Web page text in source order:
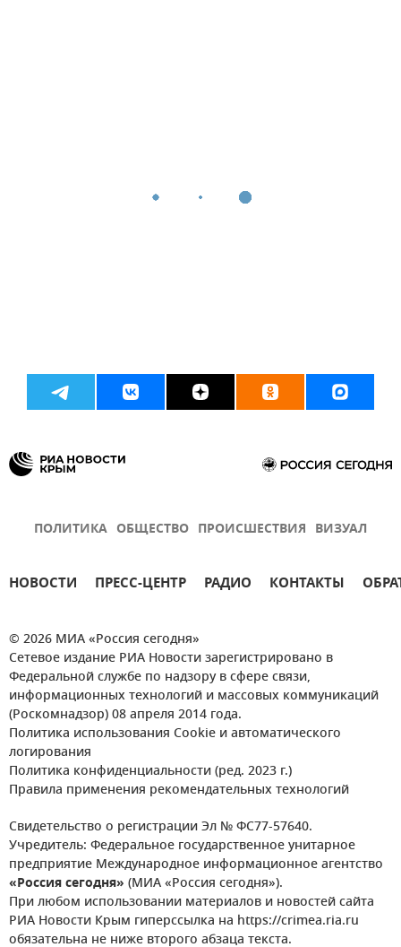
ПОЛИТИКА ОБЩЕСТВО ПРОИСШЕСТВИЯ ВИЗУАЛ
НОВОСТИ ПРЕСС-ЦЕНТР РАДИО КОНТАКТЫ
© 2026 МИА «Россия сегодня»
Сетевое издание РИА Новости зарегистрировано в
Федеральной службе по надзору в сфере связи,
информационных технологий и массовых коммуникаций
(Роскомнадзор) 08 апреля 2014 года.
Политика использования Cookie и автоматического
логирования
Политика конфиденциальности (ред. 2023 г.)
Правила применения рекомендательных технологий
Свидетельство о регистрации Эл № ФС77-57640.
Учредитель: Федеральное государственное унитарное
предприятие Международное информационное агентство
«Россия сегодня» (МИА «Россия сегодня»).
При любом использовании материалов и новостей сайта
РИА Новости Крым гиперссылка на https://crimea.ria.ru
обязательна не ниже второго абзаца текста.